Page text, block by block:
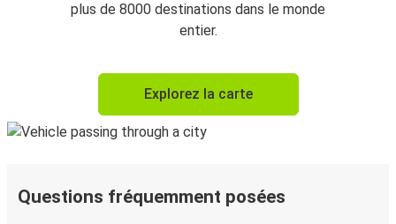
plus de 8000 destinations dans le monde
entier.
Explorez la carte
Questions fréquemment posées